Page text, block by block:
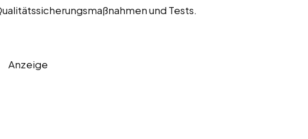
und Tests.
Anzeige